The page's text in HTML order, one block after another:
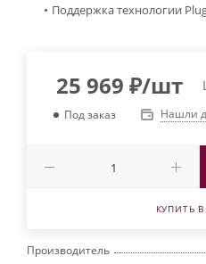
Поддержка технологии
25 969 ₽/шт
Под заказ Нашли
КУПИТЬ
Производитель